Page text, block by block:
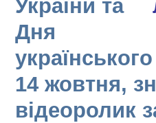
України та
Дня
14 жовтня,
відеоролик